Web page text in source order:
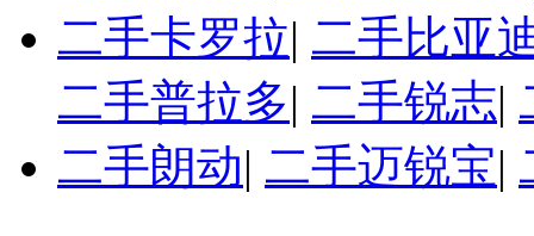
二手卡罗拉| 二手比亚
二手普拉多| 二手锐志|
二手朗动| 二手迈锐宝|